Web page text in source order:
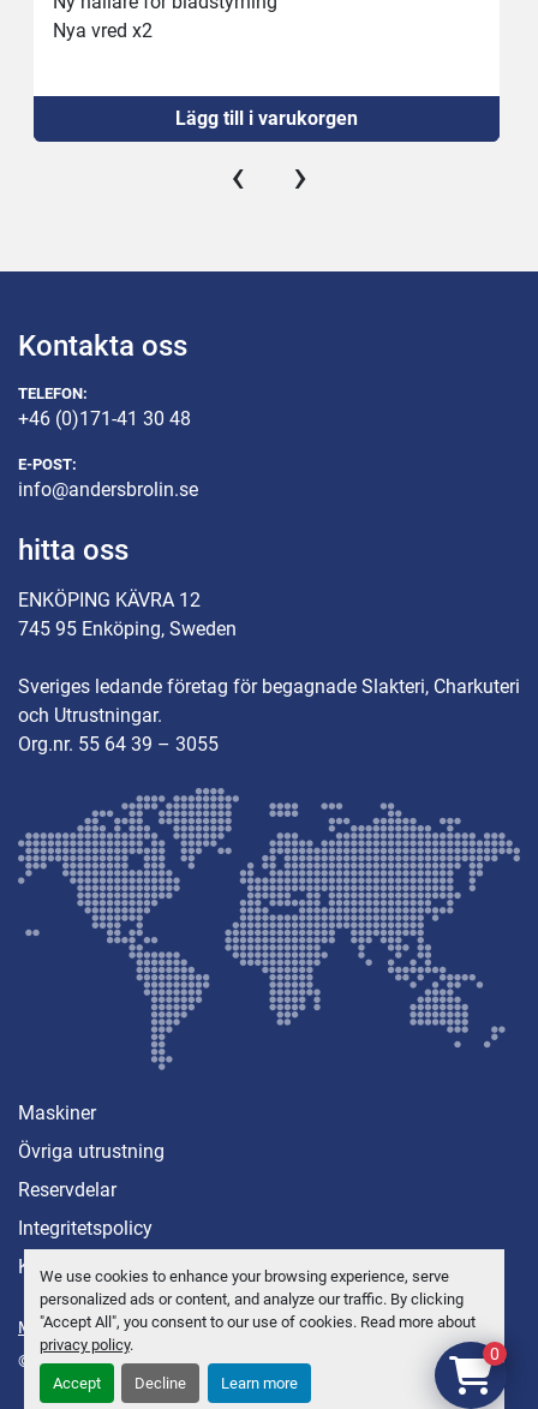
We use cookies to enhance your browsing experience, serve
personalized ads or content, and analyze our traffic. By clicking
"Accept All", you consent to our use of cookies. Read more about
privacy policy.
Accept Decline Learn more
Nya vred x2
Lägg till i varukorgen
‹ ›
Kontakta oss
TELEFON:
+46 (0)171-41 30 48
E-POST:
info@andersbrolin.se
hitta oss
ENKÖPING KÄVRA 12
745 95 Enköping, Sweden
Sveriges ledande företag för begagnade Slakteri, Charkuteri
och Utrustningar.
Org.nr. 55 64 39 – 3055
Maskiner
Övriga utrustning
Reservdelar
Integritetspolicy
Kontakt
Manage Cookies
© Copyright Anders Brolin AB 2026 0